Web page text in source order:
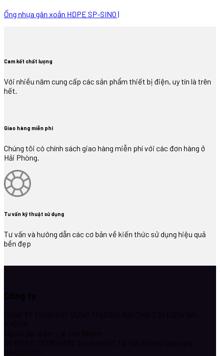
Ống nhựa gân xoắn HDPE SP-SINO |
Cam kết chất lượng
Với nhiều năm cung cấp các sản phẩm thiết bị điện, uy tín là trên
hết.
Giao hàng miễn phí
Chúng tôi có chính sách giao hàng miễn phí với các đơn hàng ở
Hải Phòng.
Tư vấn kỹ thuật sử dụng
Tư vấn và hướng dẫn các cơ bản về kiến thức sử dụng hiệu quả
bền đẹp